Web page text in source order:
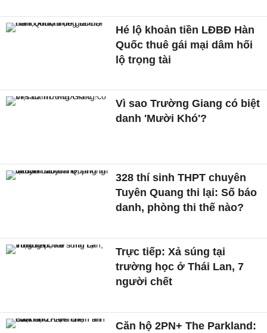
Hé lộ khoản tiền LĐBĐ Hàn
Quốc thuê gái mại dâm hối
lộ trọng tài
Vì sao Trường Giang có biệt
danh 'Mười Khó'?
328 thí sinh THPT chuyên
Tuyên Quang thi lại: Số báo
danh, phòng thi thế nào?
Trực tiếp: Xả súng tại
trường học ở Thái Lan, 7
người chết
Căn hộ 2PN+ The Parkland: